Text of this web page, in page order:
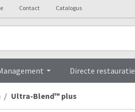
Contact Catalogus
Directe restauratie
Ultra-Blend™ plus